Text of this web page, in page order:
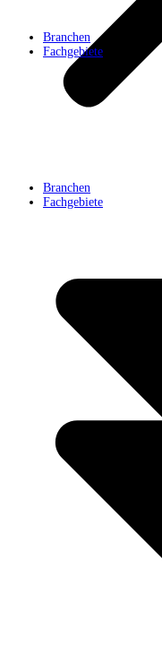
Branchen
Fachgebiete
Branchen
Fachgebiete